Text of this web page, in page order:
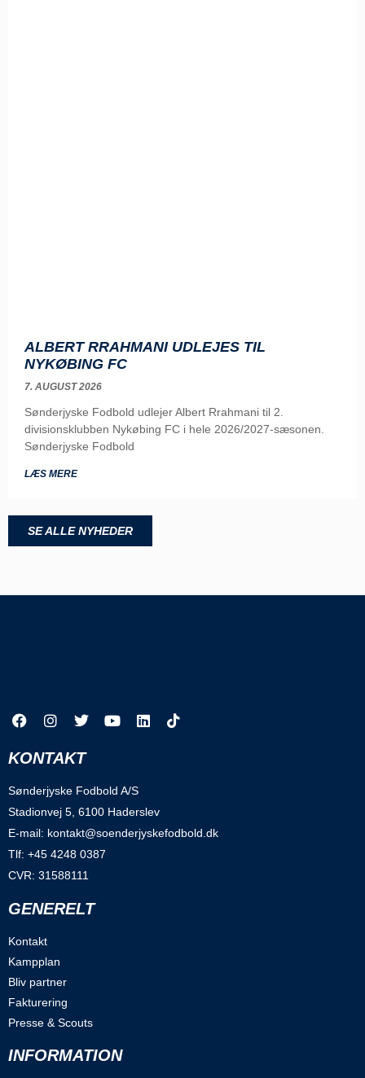
ALBERT RRAHMANI UDLEJES TIL
NYKØBING FC
7. AUGUST 2026
Sønderjyske Fodbold udlejer Albert Rrahmani til 2.
divisionsklubben Nykøbing FC i hele 2026/2027-sæsonen.
Sønderjyske Fodbold
LÆS MERE
SE ALLE NYHEDER
KONTAKT
Sønderjyske Fodbold A/S
Stadionvej 5, 6100 Haderslev
E-mail: kontakt@soenderjyskefodbold.dk
Tlf: +45 4248 0387
CVR: 31588111
GENERELT
Kontakt
Kampplan
Bliv partner
Fakturering
Presse & Scouts
INFORMATION